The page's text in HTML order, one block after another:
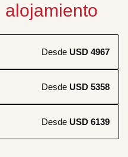
alojamiento
Desde USD 4967
Desde USD 5358
Desde USD 6139